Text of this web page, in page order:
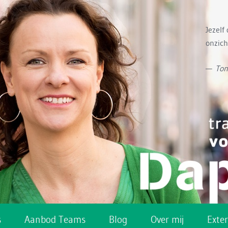
—
Aanbod Teams Blog Over mij